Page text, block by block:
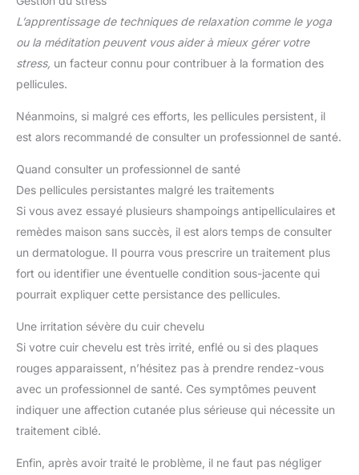
L’apprentissage de techniques de relaxation comme le yoga
ou la méditation peuvent vous aider à mieux gérer votre
stress, un facteur connu pour contribuer à la formation des
pellicules.
Néanmoins, si malgré ces efforts, les pellicules persistent, il
est alors recommandé de consulter un professionnel de santé.
Quand consulter un professionnel de santé
Des pellicules persistantes malgré les traitements
Si vous avez essayé plusieurs shampoings antipelliculaires et
remèdes maison sans succès, il est alors temps de consulter
un dermatologue. Il pourra vous prescrire un traitement plus
fort ou identifier une éventuelle condition sous-jacente qui
pourrait expliquer cette persistance des pellicules.
Une irritation sévère du cuir chevelu
Si votre cuir chevelu est très irrité, enflé ou si des plaques
rouges apparaissent, n’hésitez pas à prendre rendez-vous
avec un professionnel de santé. Ces symptômes peuvent
indiquer une affection cutanée plus sérieuse qui nécessite un
traitement ciblé.
Enfin, après avoir traité le problème, il ne faut pas négliger